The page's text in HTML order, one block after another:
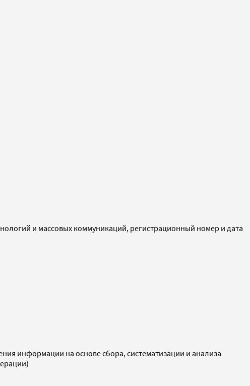
и массовых коммуникаций, регистрационный номер и дата
информации на основе сбора, систематизации и анализа